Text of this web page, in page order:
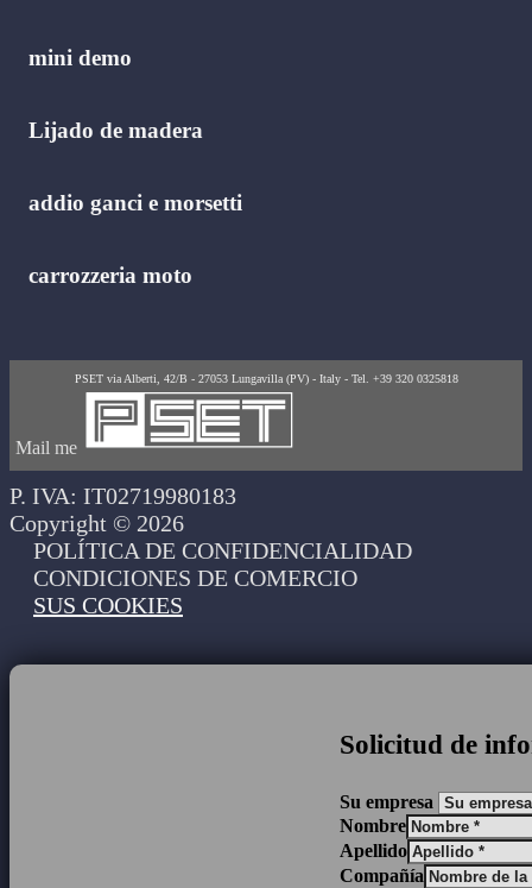
mini demo
Lijado de madera
addio ganci e morsetti
carrozzeria moto
PSET via Alberti, 42/B - 27053 Lungavilla (PV) - Italy - Tel. +39 320 0325818
Mail me
P. IVA: IT02719980183
Copyright © 2026
POLÍTICA DE CONFIDENCIALIDAD
CONDICIONES DE COMERCIO
SUS COOKIES
Solicitud de
Su empresa
Nombre
Apellido
Compañía